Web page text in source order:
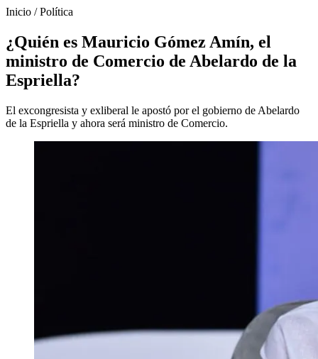
Inicio /Política
¿Quién es Mauricio Gómez Amín, el
ministro de Comercio de Abelardo de la
Espriella?
El excongresista y exliberal le apostó por el gobierno de Abelardo
de la Espriella y ahora será ministro de Comercio.